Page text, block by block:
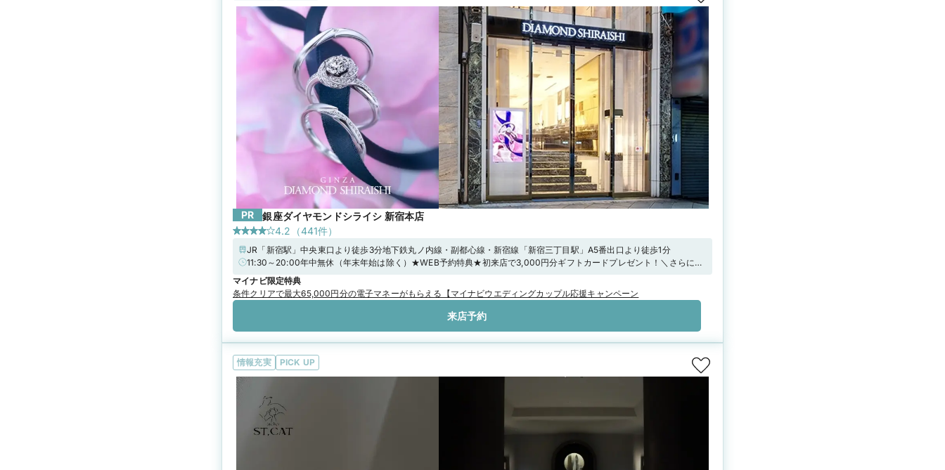
PR
銀座ダイヤモンドシライシ 新宿本店
4.2 （441件）
JR「新宿駅」中央東口より徒歩3分地下鉄丸ノ内線・副都心線・新宿線「新宿三丁目駅」A5番出口より徒歩1分
11:30～20:00年中無休（年末年始は除く）★WEB予約特典★初来店で3,000円分ギフトカードプレゼント！＼さらに！
アーリータイムキャンペーン実施中／“土日祝日 12時30分まで”のご来店で1,000円分UPの「ギフトカード4,000円
分」！詳しくは特典一覧をチェック！！
マイナビ限定特典
条件クリアで最大65,000円分の電子マネーがもらえる【マイナビウエディングカップル応援キャンペーン
来店予約
情報充実 PICK UP